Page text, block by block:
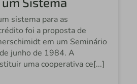
Alto Xingu MT
Costa Oeste PR
Celeiro Centro Oeste MS
Celeiro RS/SC
sistema para as
foi a proposta de
em um Seminário
junho de 1984. A
uma cooperativa ce[...]